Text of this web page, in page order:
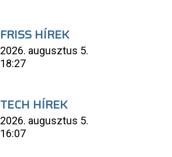
FRISS HÍREK
2026. augusztus 5.
18:27
TECH HÍREK
2026. augusztus 5.
16:07